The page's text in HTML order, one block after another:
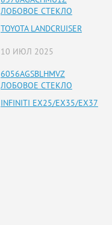
ЛОБОВОЕ СТЕКЛО
TOYOTA LANDCRUISER
10 ИЮЛ 2025
6056AGSBLHMVZ
ЛОБОВОЕ СТЕКЛО
INFINITI EX25/EX35/EX37